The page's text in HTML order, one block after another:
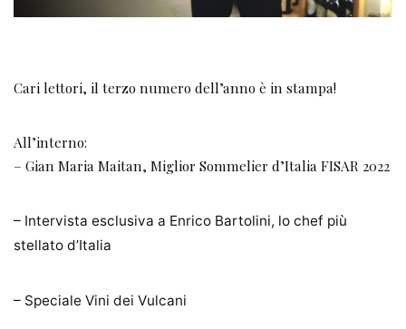
Cari lettori, il terzo numero dell’anno è in stampa!
All’interno:
– Gian Maria Maitan, Miglior Sommelier d’Italia FISAR 2022
– Intervista esclusiva a Enrico Bartolini, lo chef più
stellato d’Italia
– Speciale Vini dei Vulcani